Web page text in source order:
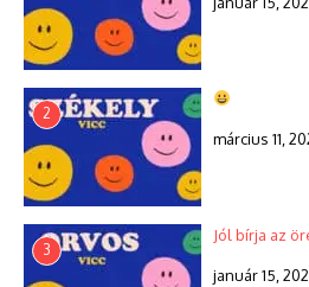
2
március 11,
3
Jól bírja az
január 15,